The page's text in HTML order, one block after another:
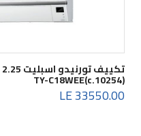
TY-C18WEE(c.10254)
33550.00 LE